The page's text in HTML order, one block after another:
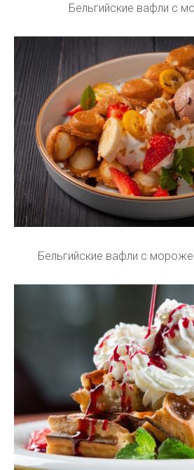
Бельгийские вафли с
Бельгийские вафли с